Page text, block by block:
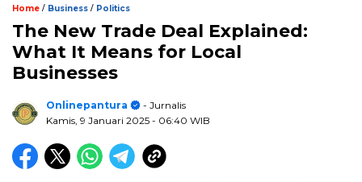
Home / Business / Politics
The New Trade Deal Explained:
What It Means for Local
Businesses
Onlinepantura
- Jurnalis
Kamis, 9 Januari 2025 - 06:40 WIB